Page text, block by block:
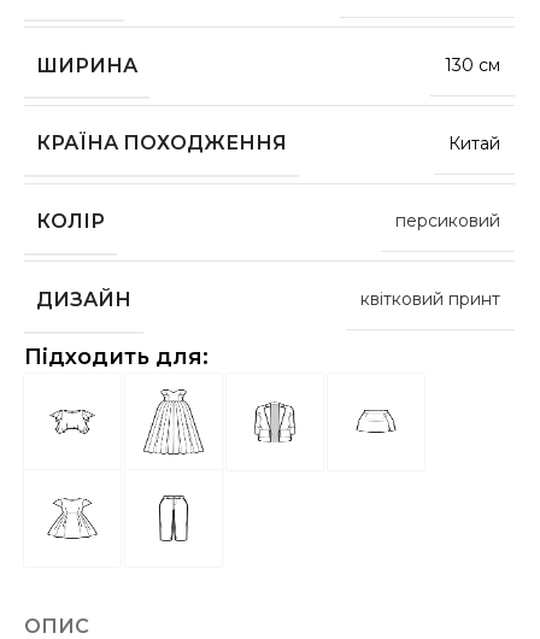
ШИРИНА 130 см
КРАЇНА ПОХОДЖЕННЯ Китай
КОЛІР персиковий
ДИЗАЙН квітковий принт
Підходить для:
ОПИС